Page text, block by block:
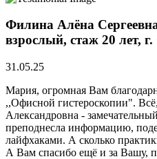
Филина Алёна
взрослый, стаж 20 лет,
31.05.25
Мария, огромная Вам
,,Офисной гистероскопии".
Александровна -
преподнесла информацию,
лайфхаками. А сколько
А Вам спасибо ещё и за Вашу,